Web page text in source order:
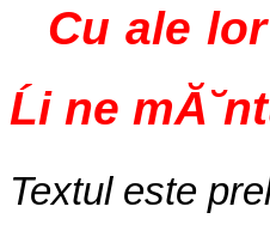
Cu ale
Ĺi ne
Textul este